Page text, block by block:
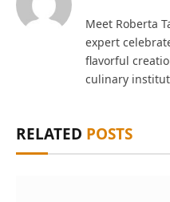
Meet Roberta
expert
flavorful
culinary
RELATED POSTS